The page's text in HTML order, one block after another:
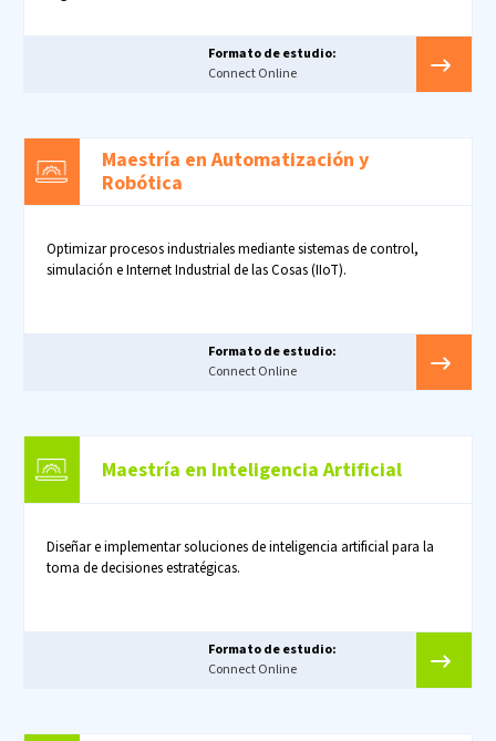
Formato de estudio:
Connect Online
Maestría en Automatización y
Robótica
Optimizar procesos industriales mediante sistemas de control,
simulación e Internet Industrial de las Cosas (IIoT).
Formato de estudio:
Connect Online
Maestría en Inteligencia Artificial
Diseñar e implementar soluciones de inteligencia artificial para la
toma de decisiones estratégicas.
Formato de estudio:
Connect Online